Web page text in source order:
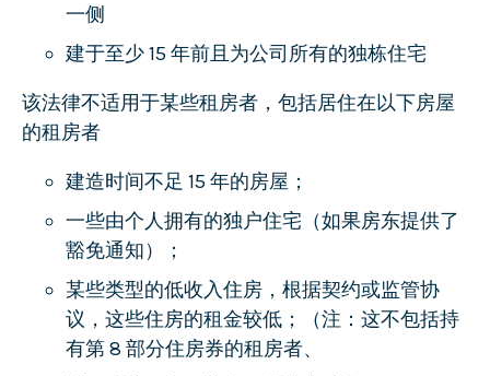
一侧
建于至少 15 年前且为公司所有的独栋住宅
该法律不适用于某些租房者，包括居住在以下房屋
的租房者
建造时间不足 15 年的房屋；
一些由个人拥有的独户住宅（如果房东提供了
豁免通知）；
某些类型的低收入住房，根据契约或监管协
议，这些住房的租金较低；（注：这不包括持
有第 8 部分住房券的租房者、